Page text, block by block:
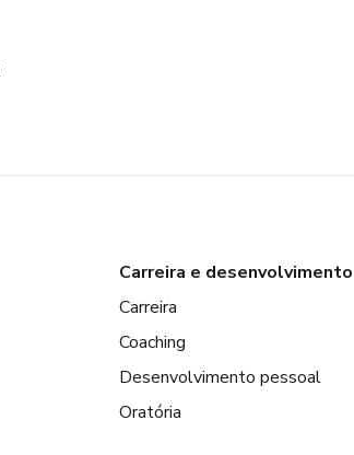
Carreira e
Carreira
Coaching
Desenvolvimento pessoal
Oratória